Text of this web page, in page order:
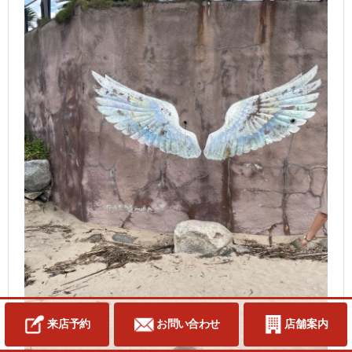
来店予約 お問い合わせ 店舗案内